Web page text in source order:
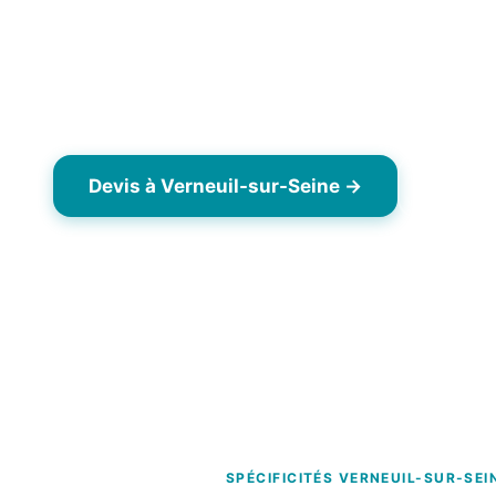
Devis à Verneuil-sur-Seine →
SPÉCIFICITÉS VERNEUIL-SUR-